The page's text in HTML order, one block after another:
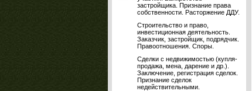
застройщика. Признание права
собственности. Расторжение ДДУ.
Строительство и право,
инвестиционная деятельность.
Заказчик, застройщик, подрядчик.
Правоотношения. Споры.
Сделки с недвижимостью (купля-
продажа, мена, дарение и др.).
Заключение, регистрация сделок.
Признание сделок
недействительными.